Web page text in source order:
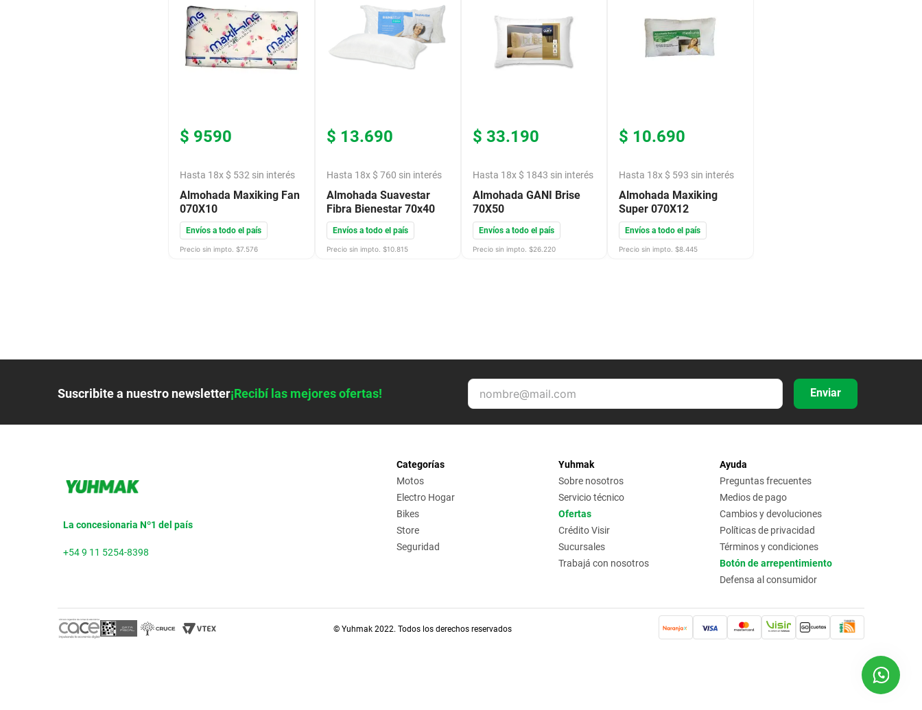
$ 9590
Hasta 18x $ 532 sin interés
Almohada Maxiking Fan
070X10
Envíos a todo el país
Precio sin impto. $7.576
$ 13.690
Hasta 18x $ 760 sin interés
Almohada Suavestar
Fibra Bienestar 70x40
Envíos a todo el país
Precio sin impto. $10.815
$ 33.190
Hasta 18x $ 1843 sin interés
Almohada GANI Brise
70X50
Envíos a todo el país
Precio sin impto. $26.220
$ 10.690
Hasta 18x $ 593 sin interés
Almohada Maxiking
Super 070X12
Envíos a todo el país
Precio sin impto. $8.445
Suscribite a nuestro newsletter¡Recibí las mejores ofertas! Enviar
La concesionaria Nº1 del país
+54 9 11 5254-8398
Categorías
Motos
Electro Hogar
Bikes
Store
Seguridad
Yuhmak
Sobre nosotros
Servicio técnico
Ofertas
Crédito Visir
Sucursales
Trabajá con nosotros
Ayuda
Preguntas frecuentes
Medios de pago
Cambios y devoluciones
Políticas de privacidad
Términos y condiciones
Botón de arrepentimiento
Defensa al consumidor
© Yuhmak 2022. Todos los derechos reservados